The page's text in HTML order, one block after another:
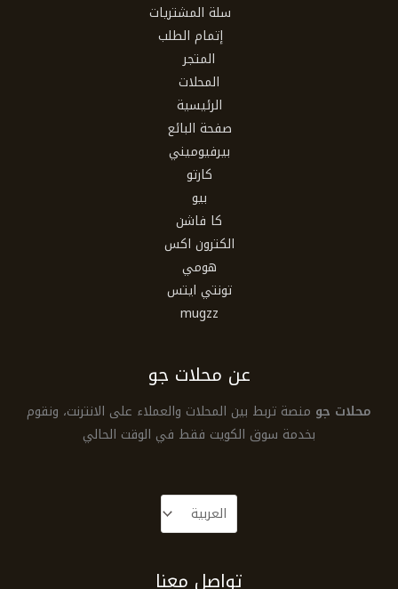
سلة المشتريات
إتمام الطلب
المتجر
المحلات
الرئيسية
صفحة البائع
بيرفيوميني
كارتو
بيو
كا فاشن
الكترون اكس
هومي
تونتي ايتس
mugzz
عن محلات جو
محلات جو منصة تربط بين المحلات والعملاء على الانترنت، ونقوم
بخدمة سوق الكويت فقط في الوقت الحالي
تواصل معنا